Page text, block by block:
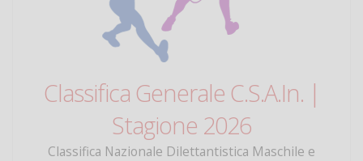
Classifica Generale C.S.A.In. |
Stagione 2026
Classifica Nazionale Dilettantistica Maschile e